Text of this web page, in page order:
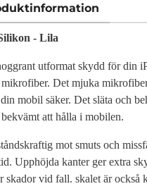
- Lila
utformat skydd för din
Det mjuka
mobil säker. Det släta och
att hålla i mobilen.
mot smuts och
Upphöjda kanter ger extra
vid fall. skalet är också